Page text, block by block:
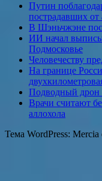
Путин
пострадавших от
В Шэньчжэне
ИИ начал
Подмосковье
Человечеству
На границе
Подводный дрон
Врачи считают
аллохола
Тема WordPress: Mercia